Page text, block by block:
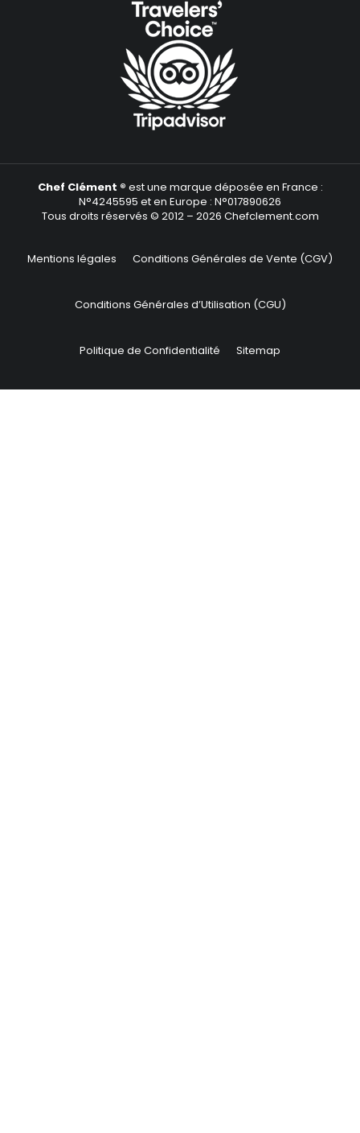
Chef Clément ® est une marque déposée en France :
N°4245595 et en Europe : N°017890626
Tous droits réservés © 2012 – 2026 Chefclement.com
Mentions légales Conditions Générales de Vente (CGV)
Conditions Générales d’Utilisation (CGU)
Politique de Confidentialité Sitemap